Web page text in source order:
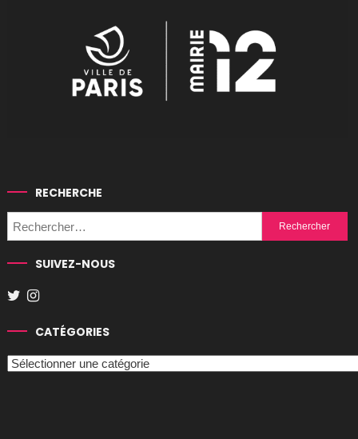
RECHERCHE
Rechercher :
SUIVEZ-NOUS
CATÉGORIES
Catégories